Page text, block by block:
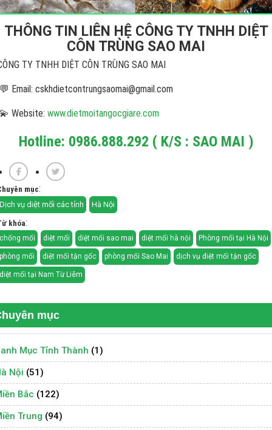
mục
Mục Tỉnh Thành (1)
Nội (51)
Bắc (122)
Trung (94)
THÔNG TIN LIÊN HỆ CÔNG TY TNHH DIỆT
CÔN TRÙNG SAO MAI
TY TNHH DIỆT CÔN TRÙNG SAO MAI
Email: cskhdietcontrungsaomai@gmail.com
Website: www.dietmoitangocgiare.com
Hotline: 0986.888.292 ( K/S : SAO MAI )
mục:
Dịch vụ diệt mối các tỉnh Hà Nội
khóa:
chống mối diệt mối diệt mối sao mai diệt mối hà nội Phòng mối tại Hà Nội
phòng mối diệt mối tận gốc phòng mối Sao Mai dịch vụ diệt mối tận gốc
diệt mối tại Nam Từ Liêm